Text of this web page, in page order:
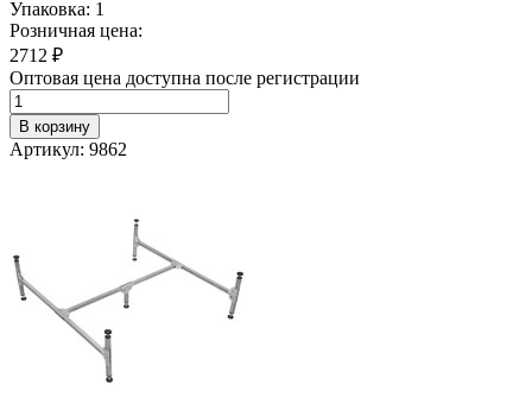
Упаковка: 1
Розничная цена:
2712 ₽
Оптовая цена доступна после регистрации
В корзину
Артикул: 9862